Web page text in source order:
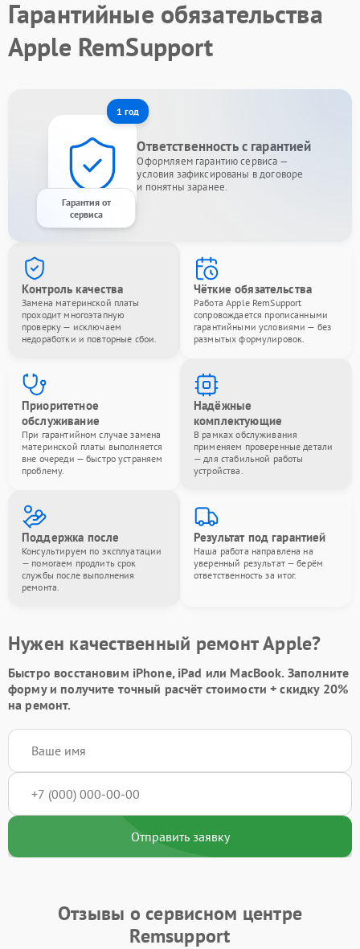
Гарантийные обязательства
Apple RemSupport
1 год
Гарантия от
сервиса
Ответственность с гарантией
Оформляем гарантию сервиса —
условия зафиксированы в договоре
и понятны заранее.
Контроль качества
Замена материнской платы
проходит многоэтапную
проверку — исключаем
недоработки и повторные сбои.
Чёткие обязательства
Работа Apple RemSupport
сопровождается прописанными
гарантийными условиями — без
размытых формулировок.
Приоритетное
обслуживание
При гарантийном случае замена
материнской платы выполняется
вне очереди — быстро устраняем
проблему.
Надёжные
комплектующие
В рамках обслуживания
применяем проверенные детали
— для стабильной работы
устройства.
Поддержка после
Консультируем по эксплуатации
— помогаем продлить срок
службы после выполнения
ремонта.
Результат под гарантией
Наша работа направлена на
уверенный результат — берём
ответственность за итог.
Нужен качественный ремонт Apple?
Быстро восстановим iPhone, iPad или MacBook. Заполните
формуи получите точный расчёт стоимости +скидку 20%
на ремонт.
Отправить заявку
Отзывы о сервисном центре
Remsupport